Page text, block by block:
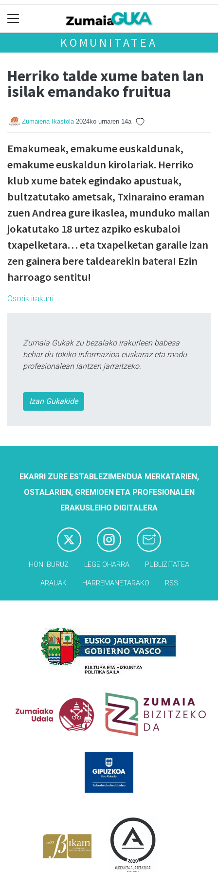
KOMUNITATEA
Herriko talde xume baten lan
isilak emandako fruitua
Zumaiena Ikastola 2024ko urriaren 14a
Emakumeak, emakume euskaldunak,
emakume euskaldun kirolariak. Herriko
klub xume batek egindako apustuak,
bultzatutako ametsak, Txinaraino eraman
zuen Andrea gure ikaslea, munduko mailan
jokatutako 18 urtez azpiko eskubaloi
txapelketara… eta txapelketan garaile izan
zen gainera bere taldearekin batera! Ezin
harroago sentitu!
Osorik irakurri
Zumaia Gukak zu bezalako irakurleen babesa
behar du tokiko informazioa euskaraz eta modu
profesionalean lantzen jarraitzeko.
Izan Gukakide
EKARRI ZURE ESTABLEZIMENDUA MERKATARIEN,
OSTALARIEN, GREMIOEN ETA PROFESIONALEN
ERAKUSLEIHO DIGITALERA
HONI BURUZ LEGE OHARRA PUBLIZITATEA
ARAUAK HARREMANETARAKO RSS